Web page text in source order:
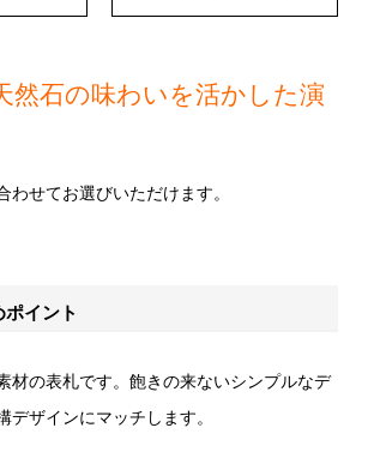
然石の味わいを活かした演
わせてお選びいただけます。
ポイント
材の表札です。飽きの来ないシンプルなデ
デザインにマッチします。